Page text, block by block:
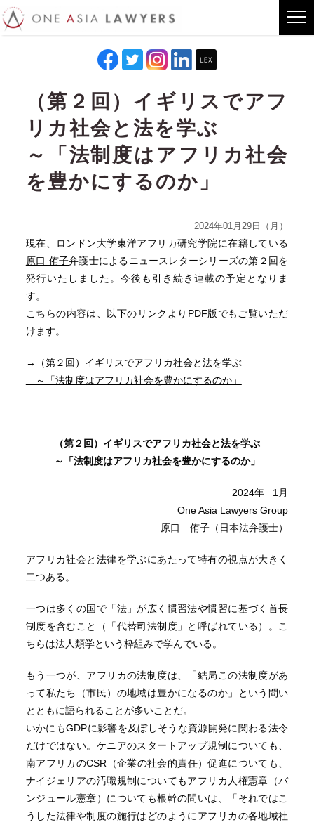
（第２回）イギリスでアフ
リカ社会と法を学ぶ
～「法制度はアフリカ社会
を豊かにするのか」
2024年01月29日（月）
現在、ロンドン大学東洋アフリカ研究学院に在籍している
原口 侑子弁護士によるニュースレターシリーズの第２回を
発行いたしました。今後も引き続き連載の予定となりま
す。
こちらの内容は、以下のリンクよりPDF版でもご覧いただ
けます。
→
（第２回）イギリスでアフリカ社会と法を学ぶ
～「法制度はアフリカ社会を豊かにするのか」
（第２ 回）イギリスでアフリカ社会と法を学ぶ
～「法制度はアフリカ社会を豊かにするのか」
2024年 1月
One Asia Lawyers Group
原口 侑子（日本法弁護士）
アフリカ社会と法律を学ぶにあたって特有の視点が大きく
二つある。
一つは多くの国で「法」が広く慣習法や慣習に基づく首長
制度を含むこと（「代替司法制度」と呼ばれている）。こ
ちらは法人類学という枠組みで学んでいる。
もう一つが、アフリカの法制度は、「結局この法制度があ
って私たち（市民）の地域は豊かになるのか」という問い
とともに語られることが多いことだ。
いかにもGDPに影響を及ぼしそうな資源開発に関わる法令
だけではない。ケニアのスタートアップ規制についても、
南アフリカのCSR（企業の社会的責任）促進についても、
ナイジェリアの汚職規制についてもアフリカ人権憲章（バ
ンジュール憲章）についても根幹の問いは、「それではこ
うした法律や制度の施行はどのようにアフリカの各地域社